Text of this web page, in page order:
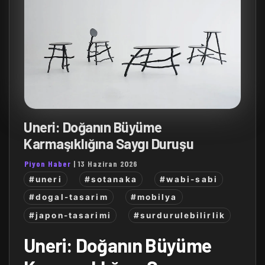
Uneri: Doğanın Büyüme
Karmaşıklığına Saygı Duruşu
Piyon Haber |13 Haziran 2026
#uneri #sotanaka
#wabi-sabi
#dogal-tasarim
#mobilya
#japon-tasarimi
#surdurulebilirlik
Uneri: Doğanın Büyüme